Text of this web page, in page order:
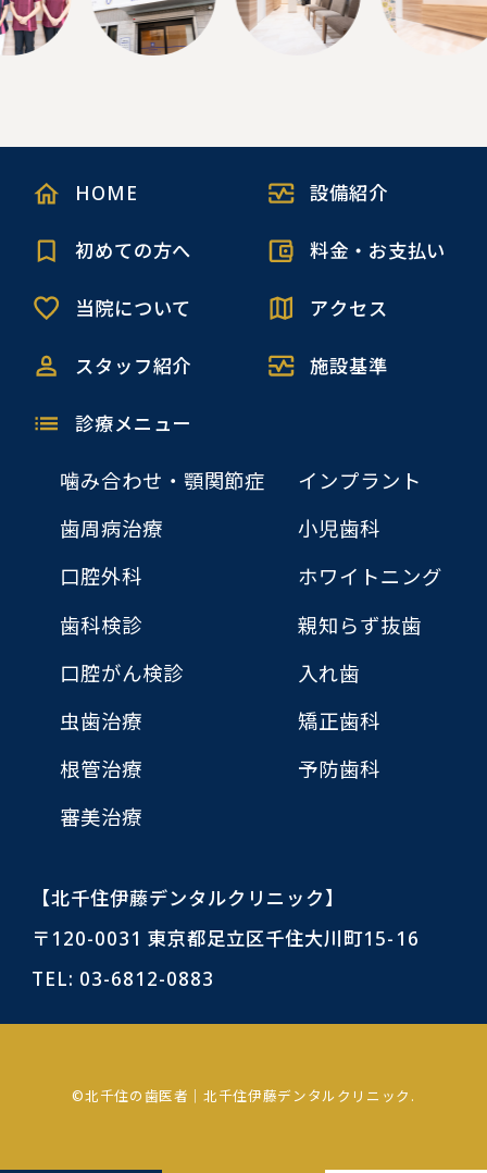
HOME
初めての方へ
当院について
スタッフ紹介
設備紹介
料金・お支払い
アクセス
施設基準
診療メニュー
噛み合わせ・顎関節症
歯周病治療
口腔外科
歯科検診
口腔がん検診
虫歯治療
根管治療
審美治療
インプラント
小児歯科
ホワイトニング
親知らず抜歯
入れ歯
矯正歯科
予防歯科
【北千住伊藤デンタルクリニック】
〒120-0031 東京都足立区千住大川町15-16
TEL: 03-6812-0883
©北千住の歯医者｜北千住伊藤デンタルクリニック.